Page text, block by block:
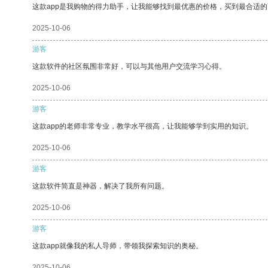
这款app是我购物的得力助手，让我能够找到最优惠的价格，买到最合适
2025-10-06
游客
这款软件的社区氛围非常好，可以与其他用户交流学习心得。
2025-10-06
游客
这款app的老师非常专业，教学水平很高，让我能够学到实用的知识。
2025-10-06
游客
这款软件简直是神器，解决了我所有问题。
2025-10-06
游客
这款app就像我的私人导师，带领我探索知识的奥秘。